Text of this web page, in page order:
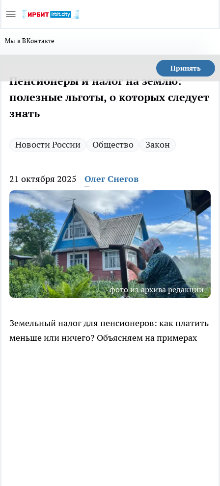
Мы в ВКонтакте
Принять
Пенсионеры и налог на землю:
полезные льготы, о которых следует
знать
Новости России Общество Закон
21 октября 2025 Олег Снегов
фото из архива редакции
Земельный налог для пенсионеров: как платить
меньше или ничего? Объясняем на примерах